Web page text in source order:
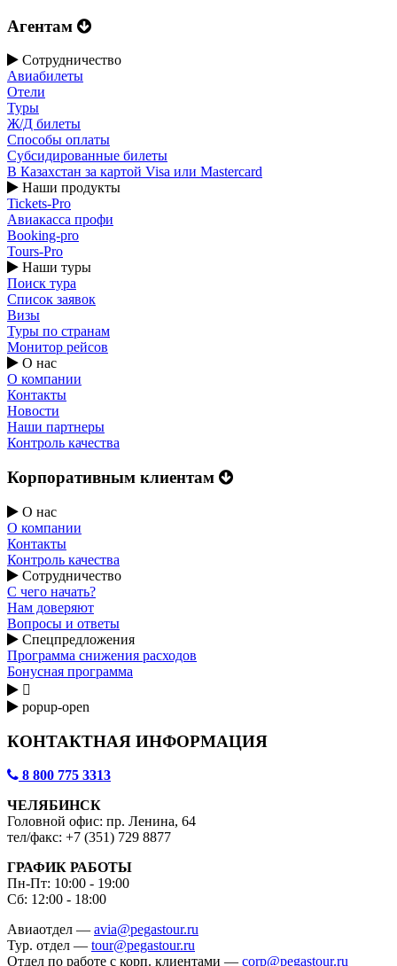
Агентам
Сотрудничество
Авиабилеты
Отели
Туры
Ж/Д билеты
Способы оплаты
Субсидированные билеты
В Казахстан за картой Visa или Masterсard
Наши продукты
Tickets-Pro
Авиакасса профи
Booking-pro
Tours-Pro
Наши туры
Поиск тура
Список заявок
Визы
Туры по странам
Монитор рейсов
О нас
О компании
Контакты
Новости
Наши партнеры
Контроль качества
Корпоративным клиентам
О нас
О компании
Контакты
Контроль качества
Сотрудничество
С чего начать?
Нам доверяют
Вопросы и ответы
Спецпредложения
Программа снижения расходов
Бонусная программа

popup-open
КОНТАКТНАЯ ИНФОРМАЦИЯ
8 800 775 3313
ЧЕЛЯБИНСК
Головной офис: пр. Ленина, 64
тел/факс: +7 (351) 729 8877
ГРАФИК РАБОТЫ
Пн-Пт: 10:00 - 19:00
Сб: 12:00 - 18:00
Авиаотдел — avia@pegastour.ru
Тур. отдел — tour@pegastour.ru
Отдел по работе с корп. клиентами — corp@pegastour.ru